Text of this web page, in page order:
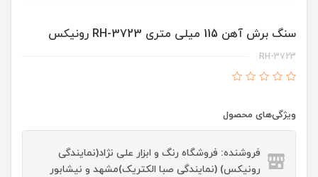
سنگ برش آهن 115 میلی متری RH-3723 رونیکس
RH-3723
ویژگی‌های محصول
فروشنده: فروشگاه رنگ و ابزار علی نژاد(نمایندگی
رونیکس) (نمایندگی صبا الکتریک)مشهد و نیشابور